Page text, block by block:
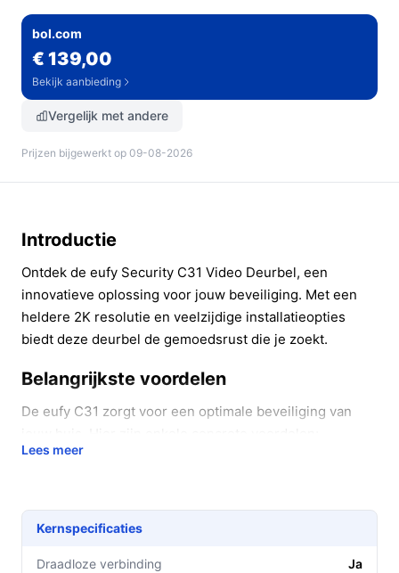
bol.com
€ 139,00
Bekijk aanbieding
Vergelijk met andere
Prijzen bijgewerkt op 09-08-2026
Introductie
Ontdek de eufy Security C31 Video Deurbel, een
innovatieve oplossing voor jouw beveiliging. Met een
heldere 2K resolutie en veelzijdige installatieopties
biedt deze deurbel de gemoedsrust die je zoekt.
Belangrijkste voordelen
De eufy C31 zorgt voor een optimale beveiliging van
donker.
Directe communicatie:
kun je eenvoudig met bezoekers praten via je
Lees meer
Kernspecificaties
Draadloze verbinding Ja